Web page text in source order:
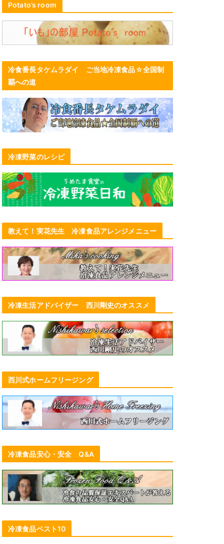
Ajiギョーザ新CM 櫻井翔さんがう
っとり、、、動画公開
Potato’s room
冷食番長タケムラダイ ご当地冷凍食品☆全国制
覇への道
冷凍野菜のレシピ
教えて！実花先生 冷凍食品アレンジメニュー
冷凍生活アドバイザー 西川剛史のオススメ
西川式ホームフリージング
冷凍食品安心・安全 Q&A
冷凍食品ベスト10